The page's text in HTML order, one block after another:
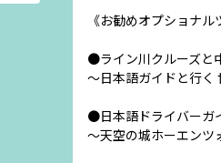
《お勧めオプショナル
●ライン川クルーズと
～日本語ガイドと行く
●日本語ドライバーガ
～天空の城ホーエンツ